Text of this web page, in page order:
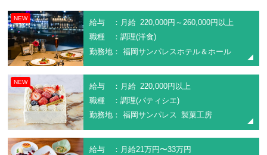
NEW
給与 ：月給 220,000円～260,000円以上
職種 ：調理(洋食)
勤務地： 福岡サンパレスホテル＆ホール
NEW
給与 ：月給 220,000円以上
職種 ：調理(パティシエ)
勤務地： 福岡サンパレス 製菓工房
給与 ：月給21万円〜33万円